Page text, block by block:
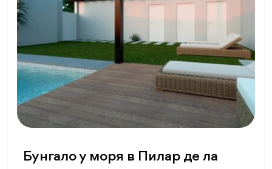
Бунгало у моря в Пилар де ла